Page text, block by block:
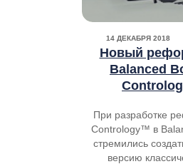
14 ДЕКАБРЯ 2018
Новый
Balanced
При разработке
Contrology™ в
стремились
версию